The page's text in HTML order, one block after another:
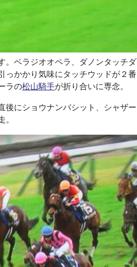
。ベラジオオペラ、ダノンタッチダ
っかかり気味にタッチウッドが２番
ラの松山騎手が折り合いに専念。
後にショウナンバシット、シャザー
。